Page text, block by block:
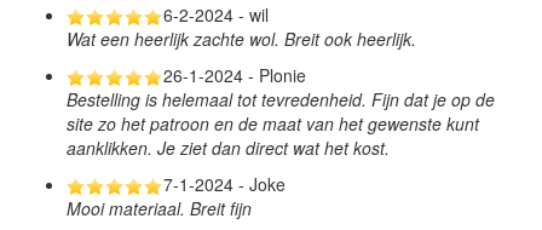
6-2-2024 - wil
Wat een heerlijk zachte wol. Breit ook heerlijk.
26-1-2024 - Plonie
Bestelling is helemaal tot tevredenheid. Fijn dat je op de
site zo het patroon en de maat van het gewenste kunt
aanklikken. Je ziet dan direct wat het kost.
7-1-2024 - Joke
Mooi materiaal. Breit fijn